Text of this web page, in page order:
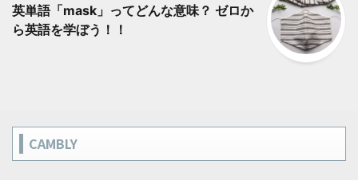
英単語「mask」ってどんな意味？ ゼロか
ら英語を学ぼう！！
CAMBLY